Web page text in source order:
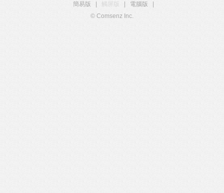
簡易版
觸屏版 電腦版
© Comsenz Inc.